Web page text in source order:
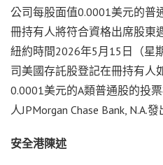
公司每股面值0.0001美元的普
冊持有人將符合資格出席股東
紐約時間2026年5月15日（星
司美國存託股登記在冊持有人
0.0001美元的A類普通股的投
人JPMorgan Chase Bank, N.A.
安全港陳述